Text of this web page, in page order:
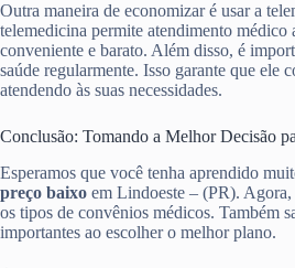
Outra maneira de economizar é usar a
telemedicina permite atendimento médico
conveniente e barato. Além disso, é
saúde regularmente. Isso garante que ele
atendendo às suas necessidades.
Conclusão: Tomando a Melhor Decisão
Esperamos que você tenha aprendido
preço baixo em Lindoeste – (PR).
os tipos de convênios médicos. Também
importantes ao escolher o melhor plano.